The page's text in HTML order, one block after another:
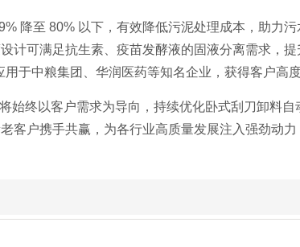
降至 80% 以下，有效降低污泥处理成本，助力
计可满足抗生素、疫苗发酵液的固液分离需求，
于中粮集团、华润医药等知名企业，获得客户高度
始终以客户需求为导向，持续优化卧式刮刀卸料
户携手共赢，为各行业高质量发展注入强劲动力